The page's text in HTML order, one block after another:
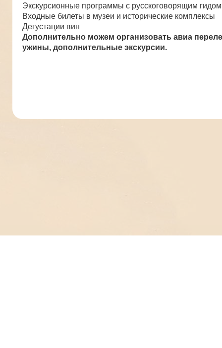
Экскурсионные программы с русскоговорящим гидом
Входные билеты в музеи и исторические комплексы
Дегустации вин
Дополнительно можем организовать авиа
ужины, дополнительные экскурсии.